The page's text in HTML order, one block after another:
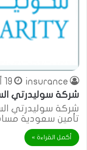
insurance 19 أكتوبر، 2020
شركة سوليدرتي
شركة سوليدرتي
تأمين سعودية
أكمل القراءة »